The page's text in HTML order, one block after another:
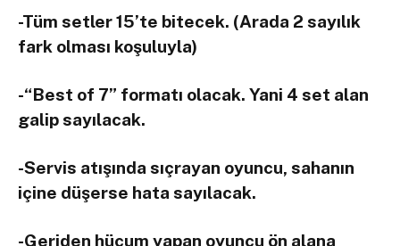
-Tüm setler 15’te bitecek. (Arada 2 sayılık
fark olması koşuluyla)
-“Best of 7” formatı olacak. Yani 4 set alan
galip sayılacak.
-Servis atışında sıçrayan oyuncu, sahanın
içine düşerse hata sayılacak.
-Geriden hücum yapan oyuncu ön alana